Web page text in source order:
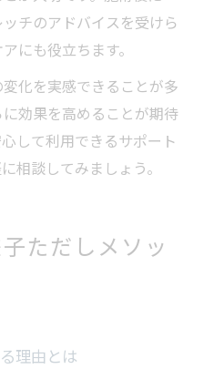
チのアドバイスを受けら
にも役立ちます。
化を実感できることが多
効果を高めることが期待
して利用できるサポート
相談してみましょう。
ただしメソッ
理由とは